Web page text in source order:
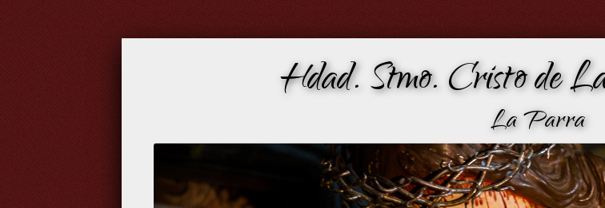
Hdad. Stmo. Cristo de
La Parra